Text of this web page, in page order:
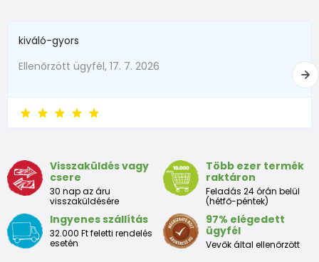
kiváló-gyors
Ellenõrzött ügyfél, 17. 7. 2026
Visszaküldés vagy
csere
30 nap az áru
visszaküldésére
Több ezer termék
raktáron
Feladás 24 órán belül
(hétfő-péntek)
Ingyenes szállítás
32.000 Ft feletti rendelés
esetén
97% elégedett
ügyfél
Vevők által ellenőrzött